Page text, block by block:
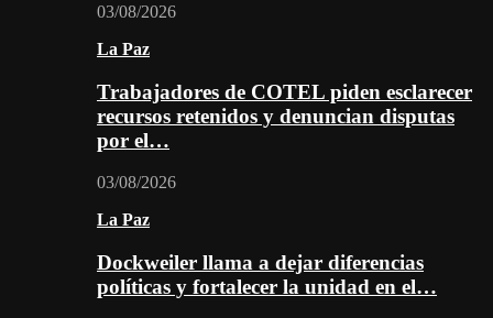
03/08/2026
La Paz
Trabajadores de COTEL piden esclarecer
recursos retenidos y denuncian disputas
por el…
03/08/2026
La Paz
Dockweiler llama a dejar diferencias
políticas y fortalecer la unidad en el…